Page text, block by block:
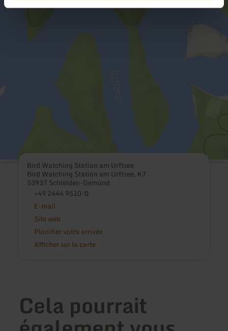
Bird Watching Station am Urftsee
Bird Watching Station am Urftsee, K7
53937 Schleiden-Gemünd
+49 2444 9510-0
E-mail
Site web
Planifier votre arrivée
Afficher sur la carte
Cela pourrait